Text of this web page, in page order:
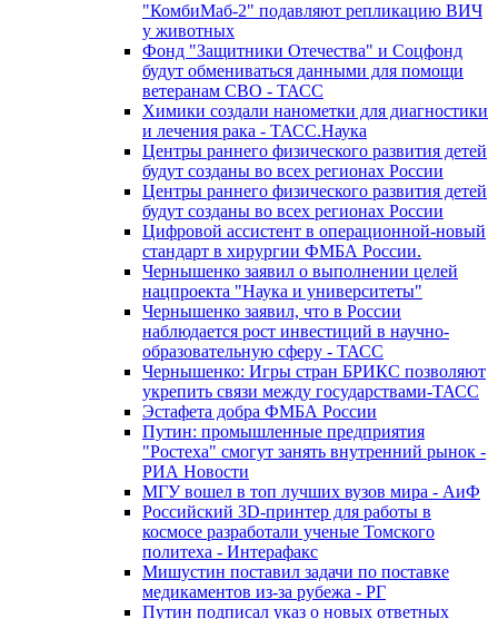
"КомбиМаб-2" подавляют репликацию ВИЧ
у животных
Фонд "Защитники Отечества" и Соцфонд
будут обмениваться данными для помощи
ветеранам СВО - ТАСС
Химики создали нанометки для диагностики
и лечения рака - ТАСС.Наука
Центры раннего физического развития детей
будут созданы во всех регионах России
Центры раннего физического развития детей
будут созданы во всех регионах России
Цифровой ассистент в операционной-новый
стандарт в хирургии ФМБА России.
Чернышенко заявил о выполнении целей
нацпроекта "Наука и университеты"
Чернышенко заявил, что в России
наблюдается рост инвестиций в научно-
образовательную сферу - ТАСС
Чернышенко: Игры стран БРИКС позволяют
укрепить связи между государствами-ТАСС
Эстафета добра ФМБА России
Путин: промышленные предприятия
"Ростеха" смогут занять внутренний рынок -
РИА Новости
МГУ вошел в топ лучших вузов мира - АиФ
Российский 3D-принтер для работы в
космосе разработали ученые Томского
политеха - Интерафакс
Мишустин поставил задачи по поставке
медикаментов из-за рубежа - РГ
Путин подписал указ о новых ответных